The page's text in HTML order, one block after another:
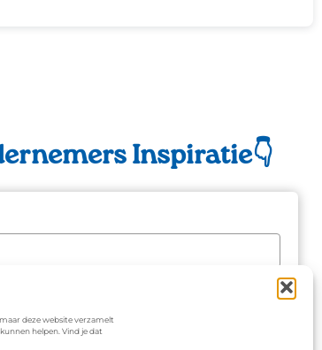
deze website verzamelt
helpen. Vind je dat
Inspiratie👇